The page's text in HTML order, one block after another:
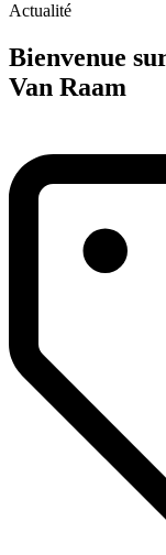
Actualité
Bienvenue
Van Raam